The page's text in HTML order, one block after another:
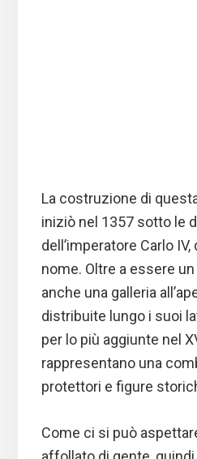
La costruzione di
iniziò nel 1357 sotto le
dell’imperatore Carlo
nome. Oltre a essere
anche una galleria
distribuite lungo i suoi
per lo più aggiunte nel
rappresentano una
protettori e figure
Come ci si può